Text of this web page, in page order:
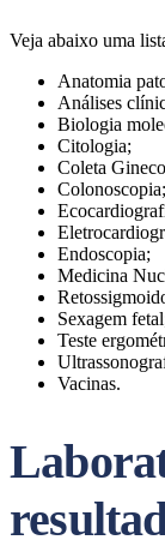
Veja abaixo uma
Anatomia
Análises
Biologia
Citologia;
Coleta
Colonoscopia;
Endoscopia;
Medicina
Sexagem
Teste
Vacinas.